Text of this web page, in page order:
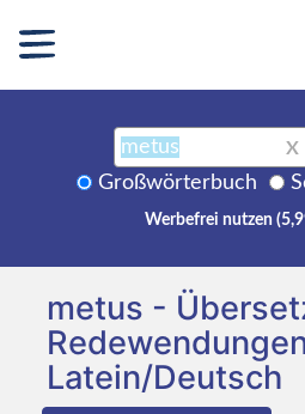
X
Großwörterbuch
Werbefrei nutzen
metus -
Latein/Deutsch